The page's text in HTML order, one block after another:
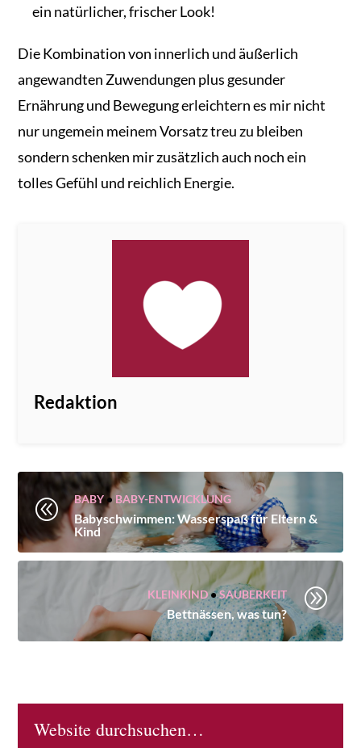
ein natürlicher, frischer Look!
Die Kombination von innerlich und äußerlich
angewandten Zuwendungen plus gesunder
Ernährung und Bewegung erleichtern es mir nicht
nur ungemein meinem Vorsatz treu zu bleiben
sondern schenken mir zusätzlich auch noch ein
tolles Gefühl und reichlich Energie.
Redaktion
@ BABY • BABY-ENTWICKLUNG
Babyschwimmen: Wasserspaß für Eltern &
Kind
KLEINKIND•SAUBERKEIT
Bettnässen, was tun?
A
Website durchsuchen…